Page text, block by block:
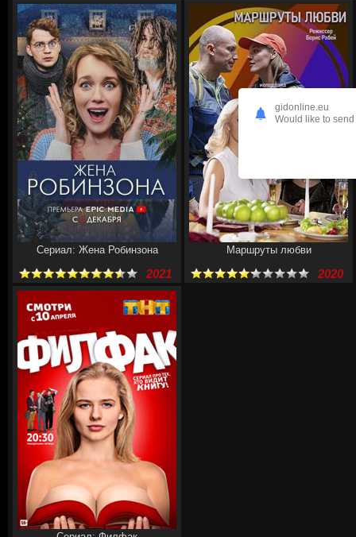
Сериал: Жена Робинзона
2021
Маршруты любви
2020
gidonline.eu
Would like to